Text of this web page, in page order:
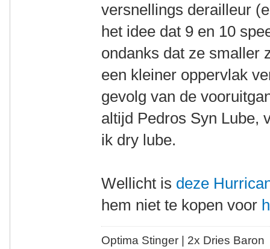
versnellings derailleur
het idee dat 9 en 10
ondanks dat ze smaller
een kleiner oppervlak
gevolg van de
altijd Pedros Syn Lube,
ik dry lube.
Wellicht is deze
hem niet te kopen voor
Optima Stinger | 2x Dries Baron